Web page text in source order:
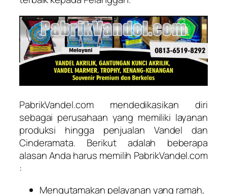
PabrikVandel.com mendedikasikan diri
sebagai perusahaan yang memiliki layanan
produksi hingga penjualan Vandel dan
Cinderamata. Berikut adalah beberapa
alasan Anda harus memilih PabrikVandel.com
:
Mengutamakan pelayanan yang ramah,